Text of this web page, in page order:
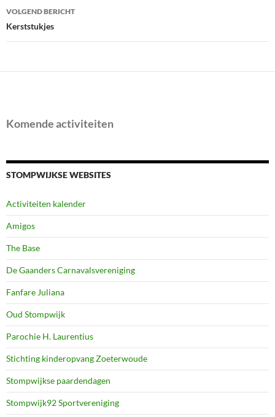
VOLGEND BERICHT
Kerststukjes
Komende activiteiten
STOMPWIJKSE WEBSITES
Activiteiten kalender
Amigos
The Base
De Gaanders Carnavalsvereniging
Fanfare Juliana
Oud Stompwijk
Parochie H. Laurentius
Stichting kinderopvang Zoeterwoude
Stompwijkse paardendagen
Stompwijk92 Sportvereniging